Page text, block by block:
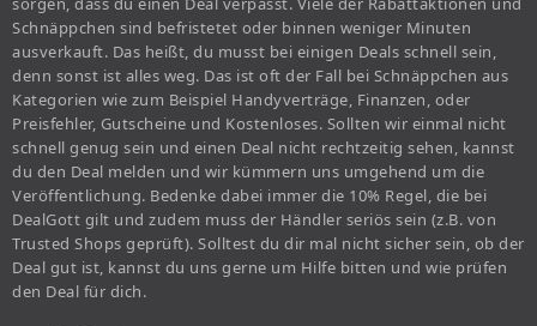
Schnäppchen sind befristetet oder binnen weniger Minuten
ausverkauft. Das heißt, du musst bei einigen Deals schnell sein,
denn sonst ist alles weg. Das ist oft der Fall bei Schnäppchen aus
Kategorien wie zum Beispiel Handyverträge, Finanzen, oder
Preisfehler, Gutscheine und Kostenloses. Sollten wir einmal nicht
schnell genug sein und einen Deal nicht rechtzeitig sehen, kannst
du den Deal melden und wir kümmern uns umgehend um die
Veröffentlichung. Bedenke dabei immer die 10% Regel, die bei
DealGott gilt und zudem muss der Händler seriös sein (z.B. von
Trusted Shops geprüft). Solltest du dir mal nicht sicher sein, ob der
Deal gut ist, kannst du uns gerne um Hilfe bitten und wie prüfen
den Deal für dich.